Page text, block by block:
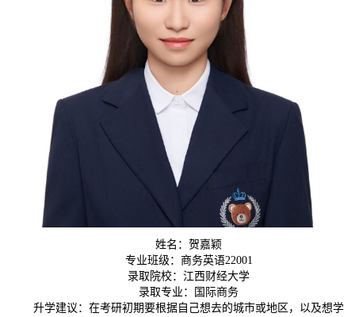
姓名：贺嘉颖
专业班级：商务英语22001
录取院校：江西财经大学
录取专业：国际商务
升学建议：在考研初期要根据自己想去的城市或地区，以及想学